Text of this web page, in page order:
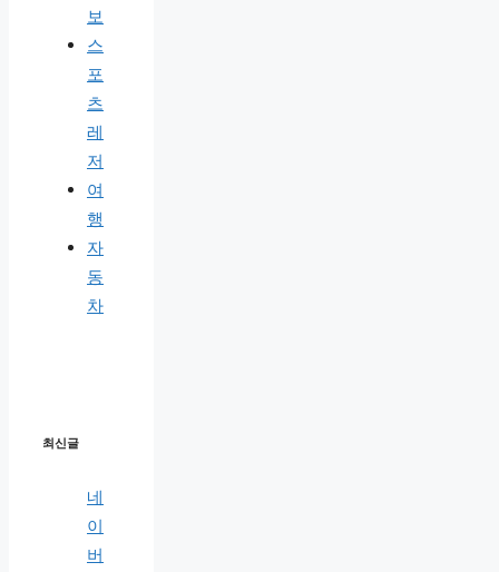
보
스
포
츠
레
저
여
행
자
동
차
최신글
네
이
버